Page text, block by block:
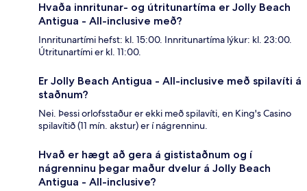
Hvaða innritunar- og útritunartíma er Jolly Beach
Antigua - All-inclusive með?
Innritunartími hefst: kl. 15:00. Innritunartíma lýkur: kl. 23:00.
Útritunartími er kl. 11:00.
Er Jolly Beach Antigua - All-inclusive með spilavíti á
staðnum?
Nei. Þessi orlofsstaður er ekki með spilavíti, en King's Casino
spilavítið (11 mín. akstur) er í nágrenninu.
Hvað er hægt að gera á gististaðnum og í
nágrenninu þegar maður dvelur á Jolly Beach
Antigua - All-inclusive?